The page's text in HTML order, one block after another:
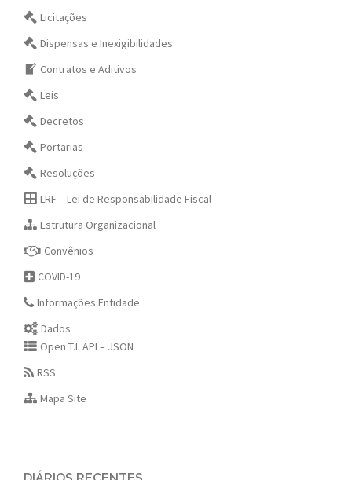
Licitações
Dispensas e Inexigibilidades
Contratos e Aditivos
Leis
Decretos
Portarias
Resoluções
LRF – Lei de Responsabilidade Fiscal
Estrutura Organizacional
Convênios
COVID-19
Informações Entidade
Dados
Open T.I. API – JSON
RSS
Mapa Site